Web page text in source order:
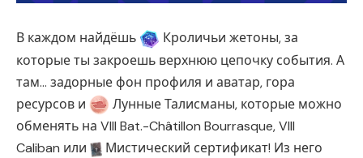
В каждом найдёшь
Кроличьи жетоны, за
которые ты закроешь верхнюю цепочку события. А
там… задорные фон профиля и аватар, гора
ресурсов и
Лунные Талисманы, которые можно
обменять на VIII Bat.-Châtillon Bourrasque, VIII
Caliban или
Мистический сертификат! Из него